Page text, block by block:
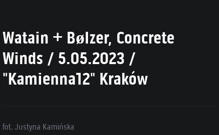
Watain + Bølzer, Concrete
Winds / 5.05.2023 /
"Kamienna12" Kraków
fot. Justyna Kamińska